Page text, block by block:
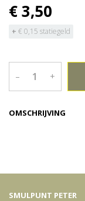
OMSCHRIJVING
€ 3,50
+ € 0,15 statiegeld
– +
SMULPUNT PETER